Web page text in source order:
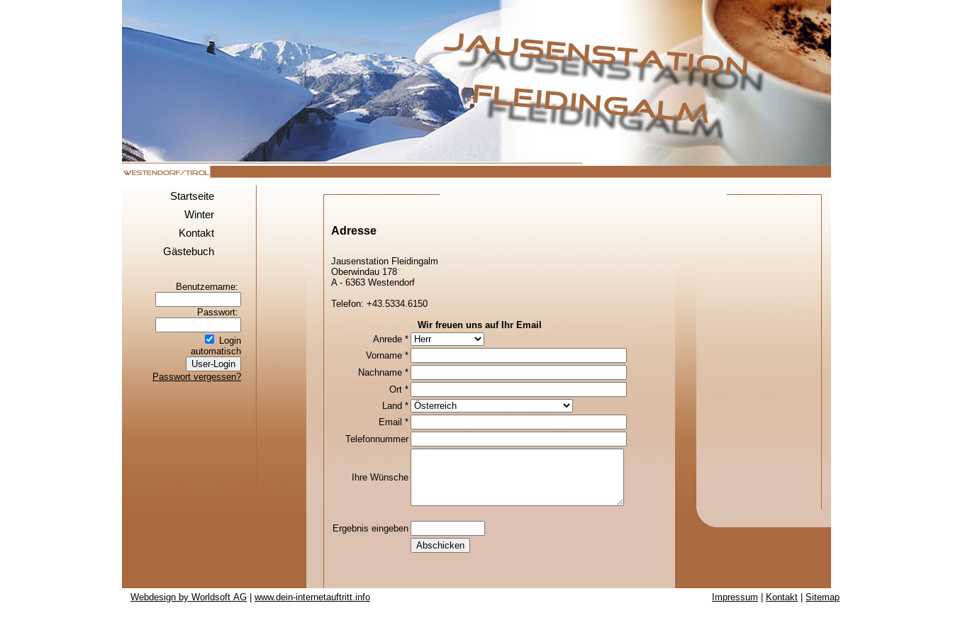
Startseite
Winter
Kontakt
Gästebuch
Benutzername:
Passwort:
Login
automatisch
Passwort vergessen?
Adresse
Jausenstation Fleidingalm
Oberwindau 178
A - 6363 Westendorf
Telefon: +43.5334.6150
Wir freuen uns auf Ihr Email
Anrede *
Vorname *
Nachname *
Ort *
Land *
Email *
Telefonnummer
Ihre Wünsche
Ergebnis eingeben
Webdesign by Worldsoft AG | www.dein-internetauftritt.info Impressum | Kontakt | Sitemap